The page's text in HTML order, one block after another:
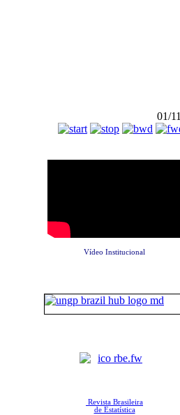
01/11
Vídeo Institucional
Revista Brasileira
de Estatística